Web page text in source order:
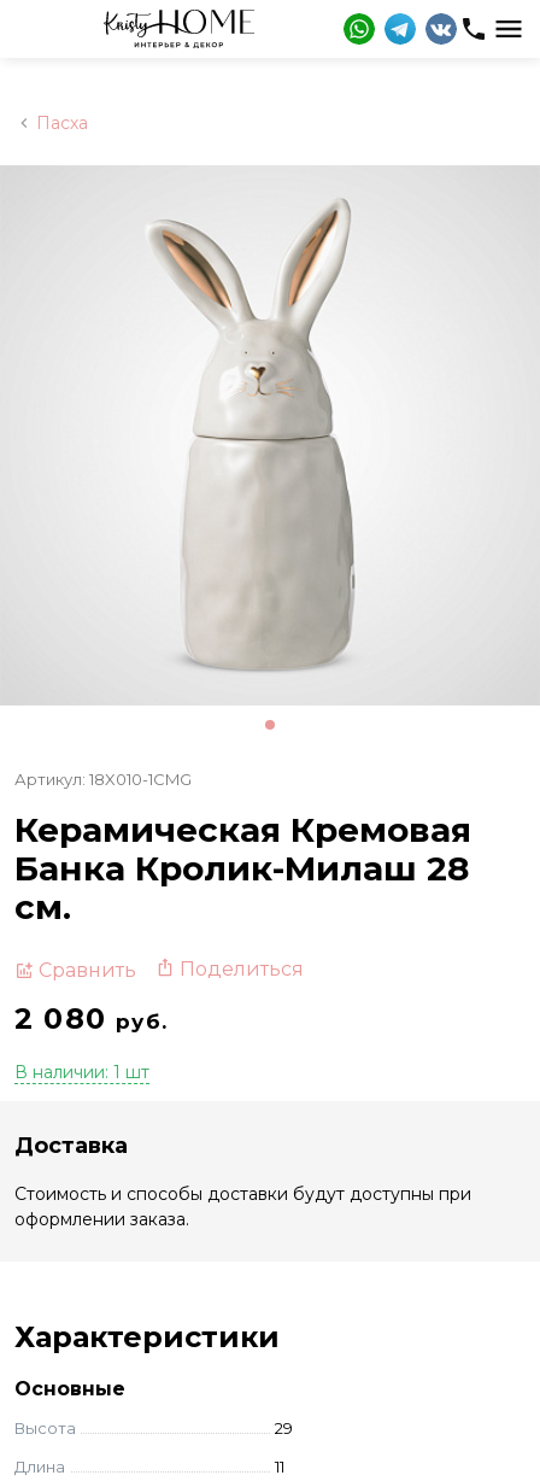
Пасха
Артикул: 18X010-1CMG
Керамическая Кремовая
Банка Кролик-Милаш 28
см.
Сравнить Поделиться
2 080 руб.
В наличии: 1 шт
Доставка
Стоимость и способы доставки будут доступны при
оформлении заказа.
Характеристики
Основные
Высота
29
Длина
11